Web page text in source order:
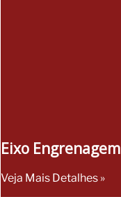
Eixo Engrenagem
Veja Mais Detalhes »